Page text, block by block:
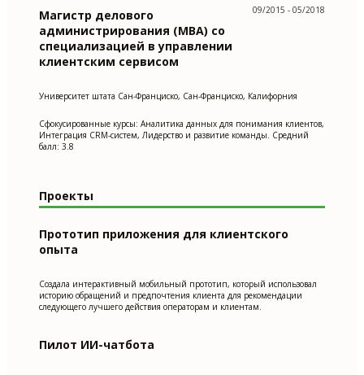
Магистр делового
администрирования (MBA) со
специализацией в управлении
клиентским сервисом
09/2015 - 05/2018
Университет штата Сан-Франциско, Сан-Франциско, Калифорния
Сфокусированные курсы: Аналитика данных для понимания клиентов,
Интеграция CRM-систем, Лидерство и развитие команды. Средний
балл: 3.8
Проекты
Прототип приложения для клиентского
опыта
Создала интерактивный мобильный прототип, который использовал
историю обращений и предпочтения клиента для рекомендации
следующего лучшего действия операторам и клиентам.
Пилот ИИ-чатбота